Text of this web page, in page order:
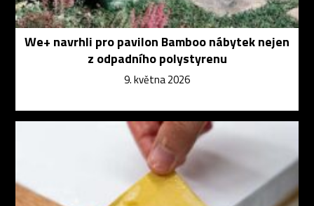
We+ navrhli pro pavilon Bamboo nábytek nejen
z odpadního polystyrenu
9. května 2026